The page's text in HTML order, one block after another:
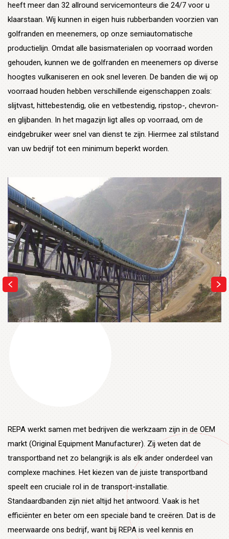
heeft meer dan 32 allround servicemonteurs die 24/7 voor u
klaarstaan. Wij kunnen in eigen huis rubberbanden voorzien van
golfranden en meenemers, op onze semiautomatische
productielijn. Omdat alle basismaterialen op voorraad worden
gehouden, kunnen we de golfranden en meenemers op diverse
hoogtes vulkaniseren en ook snel leveren. De banden die wij op
voorraad houden hebben verschillende eigenschappen zoals:
slijtvast, hittebestendig, olie en vetbestendig, ripstop-, chevron-
en glijbanden. In het magazijn ligt alles op voorraad, om de
eindgebruiker weer snel van dienst te zijn. Hiermee zal stilstand
van uw bedrijf tot een minimum beperkt worden.
REPA werkt samen met bedrijven die werkzaam zijn in de OEM
markt (Original Equipment Manufacturer). Zij weten dat de
transportband net zo belangrijk is als elk ander onderdeel van
complexe machines. Het kiezen van de juiste transportband
speelt een cruciale rol in de transport-installatie.
Standaardbanden zijn niet altijd het antwoord. Vaak is het
efficiënter en beter om een speciale band te creëren. Dat is de
meerwaarde ons bedrijf, want bij REPA is veel kennis en